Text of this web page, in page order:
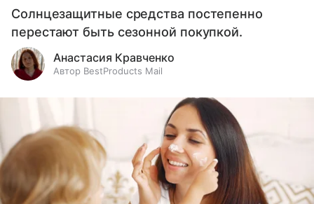
Солнцезащитные средства постепенно
перестают быть сезонной покупкой.
Анастасия Кравченко
Автор BestProducts Mail